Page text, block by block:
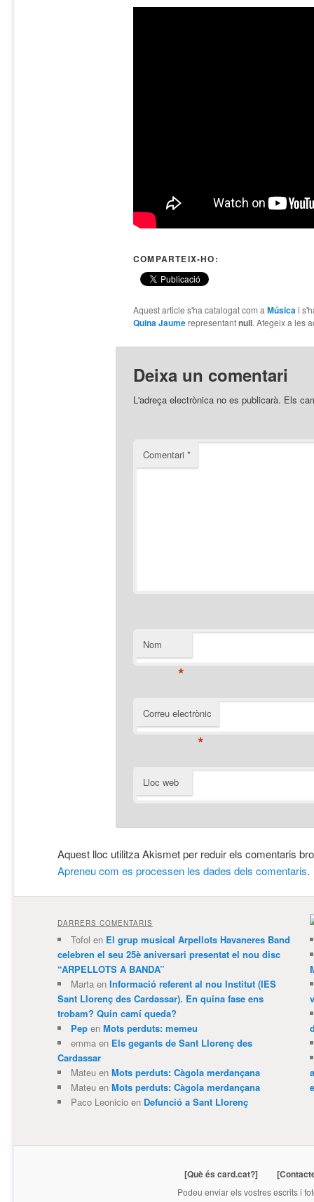
COMPARTEIX-HO:
Aquest article s'ha catalogat com a Músicai
Quina Jaumerepresentantnull. Afegeix a les
Deixa un comentari
L'adreça electrònica no es publicarà. Els
Comentari *
Nom
*
Correu electrònic
*
Lloc web
Aquest lloc utilitza Akismet per reduir els comentaris
Apreneu com es processen les dades dels comentaris.
DARRERS COMENTARIS
Tofol en El grup musical Arpellots Havaneres Band
celebren el seu 25è aniversari presentat el nou disc
“ARPELLOTS A BANDA”
Martaen Informació referent al nou Institut (IES
Sant Llorenç des Cardassar). En quina fase ens
trobam? Quin camí queda?
Pepen Mots perduts: memeu
emmaen Els gegants de Sant Llorenç des
Cardassar
Mateuen Mots perduts: Càgola merdançana
Mateuen Mots perduts: Càgola merdançana
Paco Leonicioen Defunció a Sant Llorenç
[Què és card.cat?]
Podeu enviar els vostres escrits i